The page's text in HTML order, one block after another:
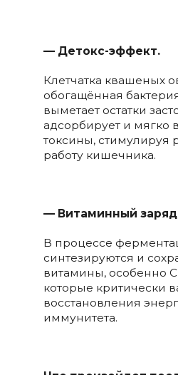
— Детокс-эффект.
Клетчатка квашеных
обогащённая
выметает остатки
адсорбирует и мягко
токсины, стимулируя
работу кишечника.
— Витаминный
В процессе
синтезируются и
витамины, особенно
которые критически
восстановления
иммунитета.